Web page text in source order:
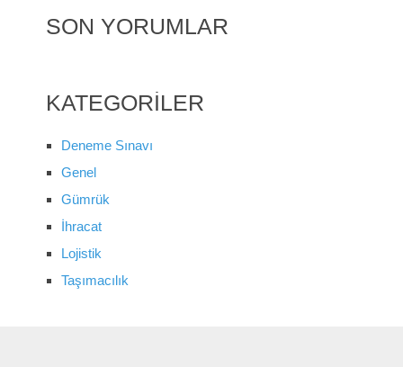
SON YORUMLAR
KATEGORILER
Deneme Sınavı
Genel
Gümrük
İhracat
Lojistik
Taşımacılık